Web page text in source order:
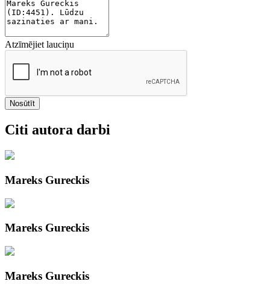
Atzīmējiet lauciņu
Nosūtīt
Citi autora darbi
Mareks Gureckis
Mareks Gureckis
Mareks Gureckis